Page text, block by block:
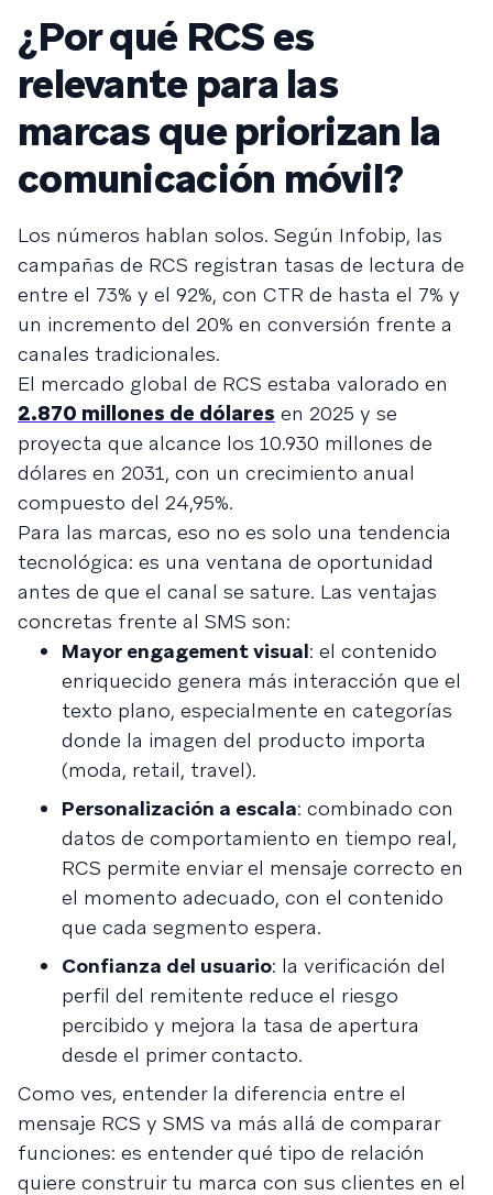
¿Por qué RCS es
relevante para las
marcas que priorizan la
comunicación móvil?
Los números hablan solos. Según Infobip, las
campañas de RCS registran tasas de lectura de
entre el 73% y el 92%, con CTR de hasta el 7% y
un incremento del 20% en conversión frente a
canales tradicionales.
El mercado global de RCS estaba valorado en
2.870 millones de dólares en 2025 y se
proyecta que alcance los 10.930 millones de
dólares en 2031, con un crecimiento anual
compuesto del 24,95%.
Para las marcas, eso no es solo una tendencia
tecnológica: es una ventana de oportunidad
antes de que el canal se sature. Las ventajas
concretas frente al SMS son:
Mayor engagement visual: el contenido
enriquecido genera más interacción que el
texto plano, especialmente en categorías
donde la imagen del producto importa
(moda, retail, travel).
Personalización a escala: combinado con
datos de comportamiento en tiempo real,
RCS permite enviar el mensaje correcto en
el momento adecuado, con el contenido
que cada segmento espera.
Confianza del usuario: la verificación del
perfil del remitente reduce el riesgo
percibido y mejora la tasa de apertura
desde el primer contacto.
Como ves, entender la diferencia entre el
mensaje RCS y SMS va más allá de comparar
funciones: es entender qué tipo de relación
quiere construir tu marca con sus clientes en el